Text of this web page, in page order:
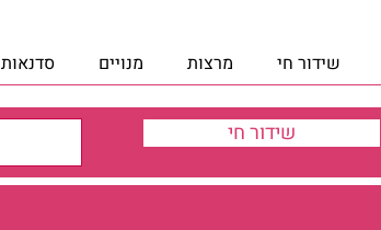
שידור חי מרצות מנויים סדנאות
שידור חי